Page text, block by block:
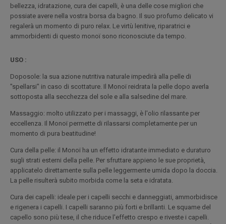
bellezza, idratazione, cura dei capelli, è una delle cose migliori che
possiate avere nella vostra borsa da bagno. Il suo profumo delicato vi
regalerà un momento di puro relax. Le virtù lenitive, riparatrici e
ammorbidenti di questo monoï sono riconosciute da tempo.
USO :
Doposole: la sua azione nutritiva naturale impedirà alla pelle di
"spellarsi" in caso di scottature. Il Monoï reidrata la pelle dopo averla
sottoposta alla secchezza del sole e alla salsedine del mare.
Massaggio: molto utilizzato per i massaggi, è l'olio rilassante per
eccellenza. Il Monoï permette di rilassarsi completamente per un
momento di pura beatitudine!
Cura della pelle: il Monoï ha un effetto idratante immediato e duraturo
sugli strati esterni della pelle. Per sfruttare appieno le sue proprietà,
applicatelo direttamente sulla pelle leggermente umida dopo la doccia.
La pelle risulterà subito morbida come la seta e idratata.
Cura dei capelli: ideale per i capelli secchi e danneggiati, ammorbidisce
e rigenera i capelli. I capelli saranno più forti e brillanti. Le squame del
capello sono più tese, il che riduce l'effetto crespo e riveste i capelli.